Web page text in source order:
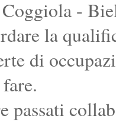
-
la
di
passati